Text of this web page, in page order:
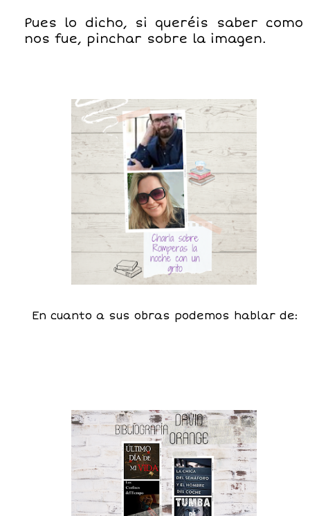
Pues lo dicho, si queréis saber como
nos fue, pinchar sobre la imagen.
En cuanto a sus obras podemos hablar de: